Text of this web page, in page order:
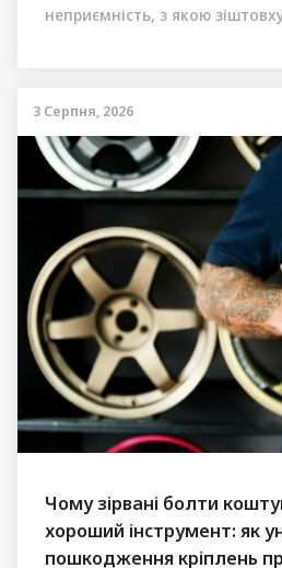
неприємність, з якою
3 Серпня, 2026
Чому зірвані болти
хороший інструмент: як
пошкодження кріплень